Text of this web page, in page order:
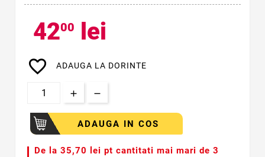
4200 lei
favorite_border ADAUGA LA DORINTE
ADAUGA IN COS
De la 35,70 lei pt cantitati mai mari de 3